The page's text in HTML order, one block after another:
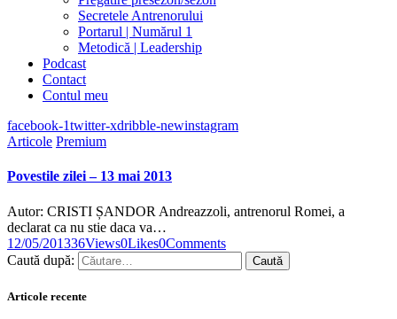
Secretele Antrenorului
Portarul | Numărul 1
Metodică | Leadership
Podcast
Contact
Contul meu
facebook-1twitter-xdribble-newinstagram
Articole Premium
Povestile zilei – 13 mai 2013
Autor: CRISTI ȘANDOR Andreazzoli, antrenorul Romei, a
declarat ca nu stie daca va…
12/05/201336Views0Likes0Comments
Caută după:
Articole recente